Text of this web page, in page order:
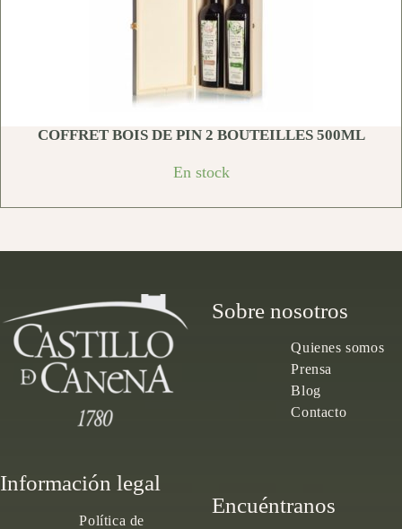
COFFRET BOIS DE PIN 2 BOUTEILLES 500ML
En stock
Sobre nosotros
Quienes somos
Prensa
Blog
Contacto
Información legal
Política de
Encuéntranos